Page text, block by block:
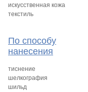
искусственная кожа
текстиль
По способу
нанесения
тиснение
шелкография
шильд